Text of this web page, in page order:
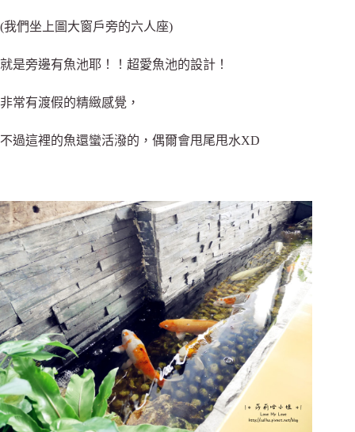
(我們坐上圖大窗戶旁的六人座)
就是旁邊有魚池耶！！超愛魚池的設計！
非常有渡假的精緻感覺，
不過這裡的魚還蠻活潑的，偶爾會甩尾甩水XD